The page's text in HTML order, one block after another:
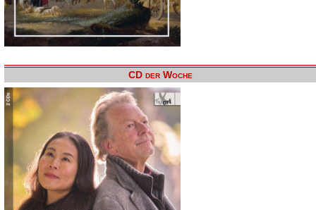
CD der Woche